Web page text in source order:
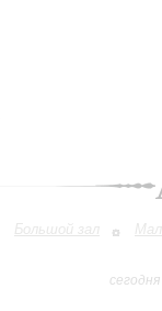
Большой зал